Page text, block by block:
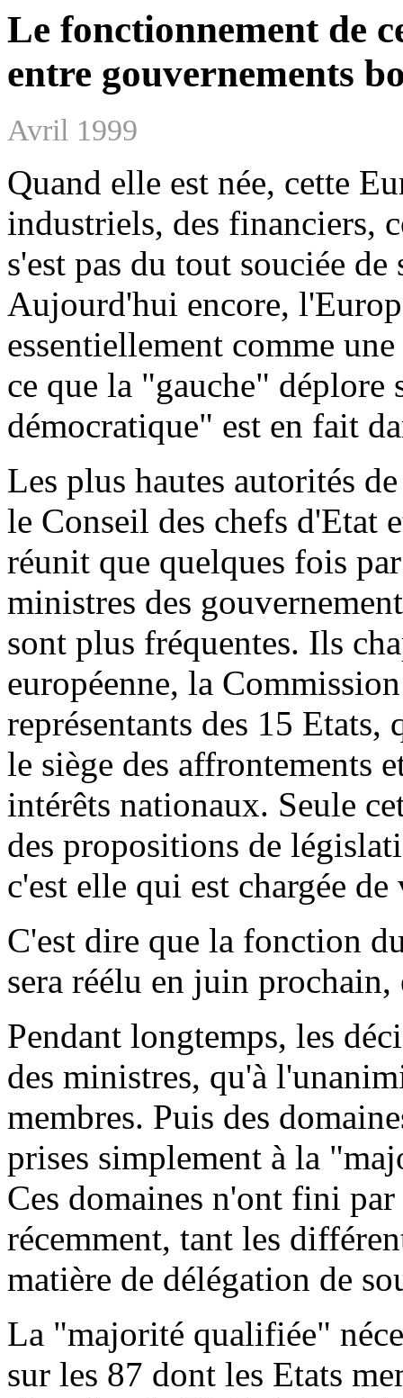
Le fonctionnement de
entre gouvernements
Avril 1999
Quand elle est née, cette
industriels, des financiers,
s'est pas du tout souciée
Aujourd'hui encore,
essentiellement comme
ce que la "gauche"
démocratique" est en fait
Les plus hautes autorités
le Conseil des chefs d'Etat
réunit que quelques fois
ministres des
sont plus fréquentes. Ils
européenne, la
représentants des 15
le siège des affrontements
intérêts nationaux. Seule
des propositions de
c'est elle qui est chargée
C'est dire que la fonction
sera réélu en juin
Pendant longtemps, les
des ministres, qu'à
membres. Puis des
prises simplement à la
Ces domaines n'ont fini
récemment, tant les
matière de délégation de
La "majorité qualifiée"
sur les 87 dont les Etats